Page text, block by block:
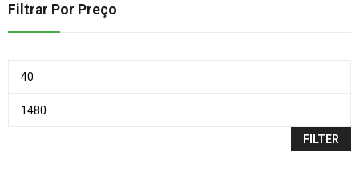
Filtrar Por Preço
FILTER